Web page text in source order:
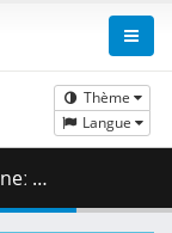
Thème
Langue
MB )